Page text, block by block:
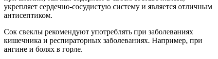
укрепляет сердечно-сосудистую систему и является отличным
антисептиком.
Сок свеклы рекомендуют употреблять при заболеваниях
кишечника и респираторных заболеваниях. Например, при
ангине и болях в горле.